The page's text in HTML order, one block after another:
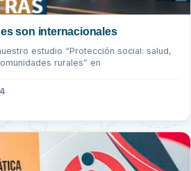
son internacionales
estudio “Protección social: salud,
rurales” en